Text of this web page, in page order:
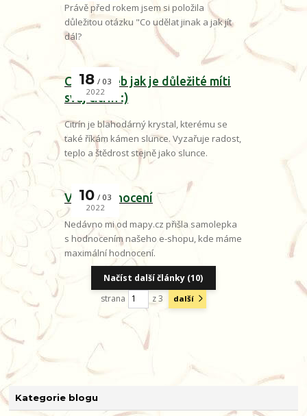
Kategorie blogu
Právě před rokem jsem si položila
důležitou otázku "Co udělat jinak a jak jít
dál?
Citrín, aneb jak je důležité míti
svůj citrín :)
18
03
2022
Citrín je blahodárný krystal, kterému se
také říkám kámen slunce. Vyzařuje radost,
teplo a štědrost stejně jako slunce.
Vaše hodnocení
10
03
2022
Nedávno mi od mapy.cz přišla samolepka
s hodnocením našeho e-shopu, kde máme
maximální hodnocení.
Načíst další články (10)
strana
z 3 další